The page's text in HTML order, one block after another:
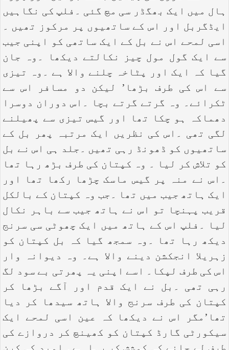
ہال میں ایک بھگڈر سی مچ گئی ۔فلپ کی نگاہیں
ایڈگربل اور اس کے ساتھیوں پر مرکوز تھیں ۔
اسی لمحے اس نے بل کے ایک ساتھی کو اپنی جیب
سے ایک گول مول چیز نکالتے دیکھا ۔وہ جان
گیا کہ ایک اور پٹاخہ چلنے والا ہے ۔وہ تیزی
سے اس کی طرف بڑھا’ لیکن دو مسافر اس سے
ٹکرائے۔ وہ گرتے گرتے بچا ۔اس دوران دوسرا
دھماکہ ہو چکا تھا اور گیس تیزی سے پھیلنے
لگی تھی ۔اس کی نظریں ایک مرتبہ پھر بل کے
ساتھیوں کو ڈھونڈ رہی تھیں ۔جلد ہی اس نے بل
کو تلاش کر لیا ۔ وہ کپتان کی طرف بڑھ رہا تھا
۔اس نے منہ پر گیس ماسک چڑھا رکھا تھا اور
ایک ہاتھ جیب میں تھا ۔جب وہ کپتان کے بالکل
قریب پہنچا تو اس نے ہاتھ جیب سے باہر نکال
لیا ۔فلپ اس کے ہاتھ میں ایک چھوٹی سی سرنج
دیکھ رہا تھا ۔وہ سمجھ گیا کہ بل کپتان کو
زہریلا انجکشن دینے والا ہے۔ وہ دیوانہ وار
اس کی طرف لپکا۔ اسے اپنی یہ پھرتی بے سود لگ
رہی تھی ۔بل نے ایک قدم اور آگے بڑھا کر
کپتان کی طرف سرنج والا ہاتھ سیدھا کر دیا
تھا’مگر اس نے دیکھا کہ عین اسی لمحے ایک
سیکورٹی گارڈ کپتان کو کھینچ کر دروازے کی